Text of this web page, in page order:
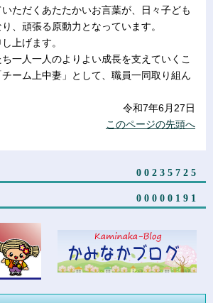
00235725
00000191
ただくあたたかいお言葉が、日々子ども
、頑張る原動力となっています。
上げます。
一人一人のよりよい成長を支えていくこ
ーム上中妻」として、職員一同取り組ん
令和7年6月27日
このページの先頭へ